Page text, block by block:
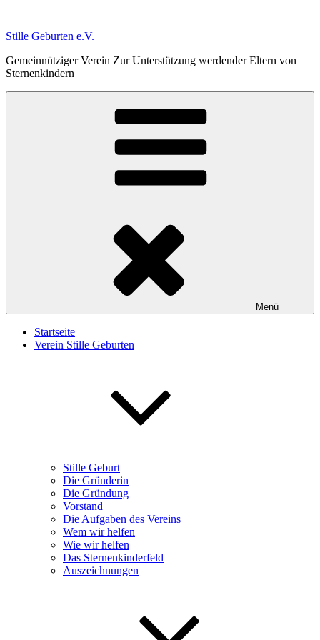
springen
Stille Geburten e.V.
Gemeinnütziger Verein Zur Unterstützung werdender Eltern von
Sternenkindern
Menü
Startseite
Verein Stille Geburten
Stille Geburt
Die Gründerin
Die Gründung
Vorstand
Die Aufgaben des Vereins
Wem wir helfen
Wie wir helfen
Das Sternenkinderfeld
Auszeichnungen